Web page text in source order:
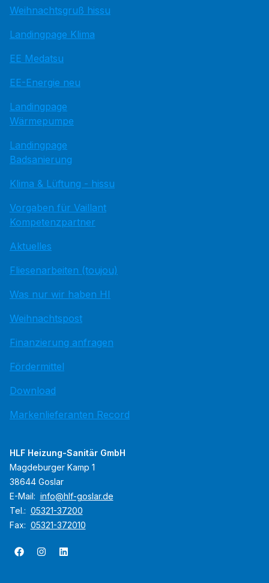
Weihnachtsgruß hissu
Landingpage Klima
EE Medatsu
EE-Energie neu
Landingpage
Wärmepumpe
Landingpage
Badsanierung
Klima & Lüftung - hissu
Vorgaben für Vaillant
Kompetenzpartner
Aktuelles
Fliesenarbeiten (toujou)
Was nur wir haben HI
Weihnachtspost
Finanzierung anfragen
Fördermittel
Download
Markenlieferanten Record
HLF Heizung-Sanitär GmbH
Magdeburger Kamp 1
38644 Goslar
E-Mail: info@hlf-goslar.de
Tel.: 05321-37200
Fax: 05321-372010